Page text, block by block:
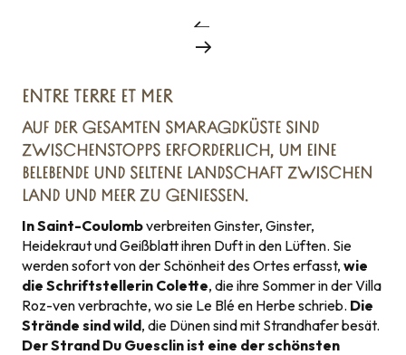
ENTRE TERRE ET MER
AUF DER GESAMTEN SMARAGDKÜSTE SIND
ZWISCHENSTOPPS ERFORDERLICH, UM EINE
BELEBENDE UND SELTENE LANDSCHAFT ZWISCHEN
LAND UND MEER ZU GENIESSEN.
In Saint-Coulombverbreiten Ginster, Ginster,
Heidekraut und Geißblatt ihren Duft in den Lüften. Sie
werden sofort von der Schönheit des Ortes erfasst, wie
die Schriftstellerin Colette, die ihre Sommer in der Villa
Roz-ven verbrachte, wo sie Le Blé en Herbe schrieb. Die
Strände sind wild, die Dünen sind mit Strandhafer besät.
Der Strand Du Guesclin ist eine der schönsten